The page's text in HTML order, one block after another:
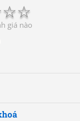
☆
☆
giá nào